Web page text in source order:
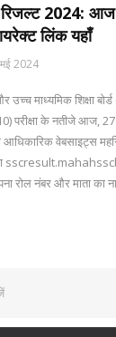
रिजल्ट 2024:
लिंक यहाँ
2024
उच्च माध्यमिक शिक्षा
परीक्षा के नतीजे आज,
आधिकारिक वेबसाइट्स
रोल नंबर और माता का